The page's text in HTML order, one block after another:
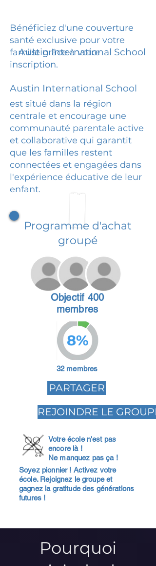
Bénéficiez d'une couverture
santé exclusive pour votre
famille grâce à votre
inscription.
Austin International School
Austin International School
est situé dans la région
centrale et encourage une
communauté parentale active
et collaborative qui garantit
que les familles restent
connectées et engagées dans
l'expérience éducative de leur
enfant.
Programme d'achat
groupé
Objectif 400
membres
8%
32 membres
PARTAGER
REJOINDRE LE GROUPE
Votre école n'est pas
encore là !
Ne manquez pas ça !
Soyez pionnier ! Activez votre
école. Rejoignez le groupe et
gagnez la gratitude des générations
futures !
Pourquoi